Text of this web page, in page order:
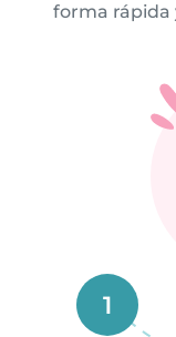
forma rápida
1